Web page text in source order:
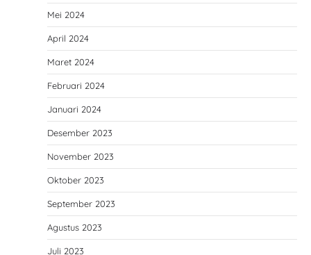
Mei 2024
April 2024
Maret 2024
Februari 2024
Januari 2024
Desember 2023
November 2023
Oktober 2023
September 2023
Agustus 2023
Juli 2023